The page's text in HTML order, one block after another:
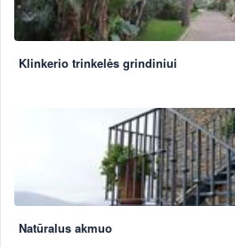
Klinkerio trinkelės grindiniui
Natūralus akmuo